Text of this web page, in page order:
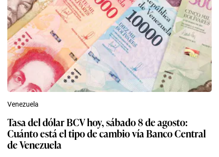
Venezuela
Tasa del dólar BCV hoy, sábado 8 de agosto:
Cuánto está el tipo de cambio vía Banco Central
de Venezuela